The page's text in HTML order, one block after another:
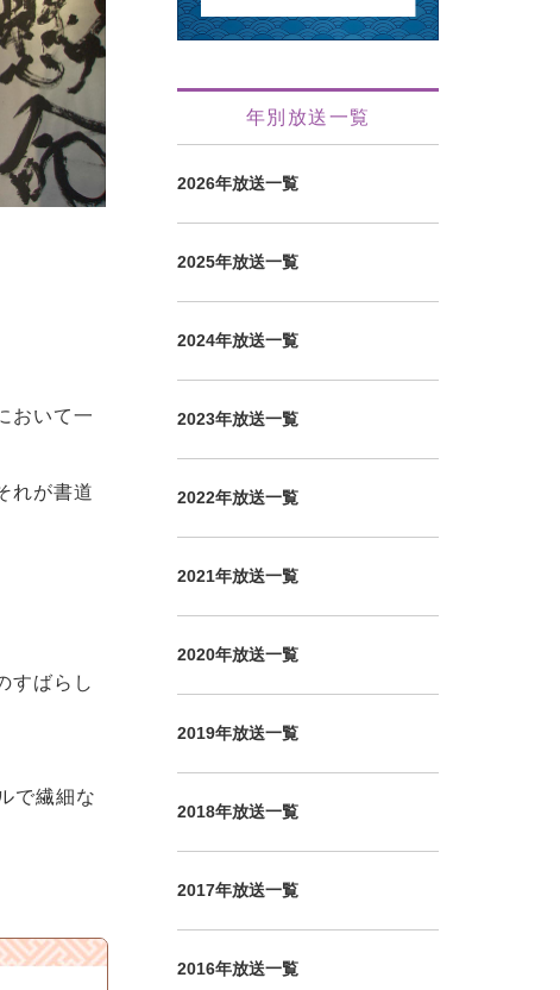
おいて一
れが書道
すばらし
で繊細な
年別放送一覧
2026年放送一覧
2025年放送一覧
2024年放送一覧
2023年放送一覧
2022年放送一覧
2021年放送一覧
2020年放送一覧
2019年放送一覧
2018年放送一覧
2017年放送一覧
2016年放送一覧